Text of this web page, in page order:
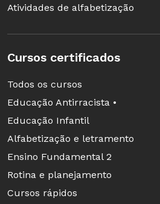
Atividades de alfabetização
Cursos certificados
Todos os cursos
Educação Antirracista •
Educação Infantil
Alfabetização e letramento
Ensino Fundamental 2
Rotina e planejamento
Cursos rápidos